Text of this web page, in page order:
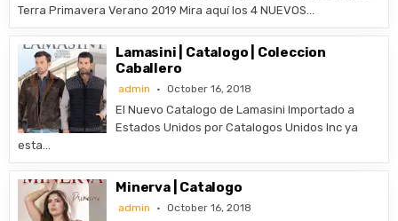
Terra Primavera Verano 2019 Mira aquí los 4 NUEVOS…
Lamasini | Catalogo | Coleccion
Caballero
admin October 16, 2018
El Nuevo Catalogo de Lamasini Importado a
Estados Unidos por Catalogos Unidos Inc ya
esta…
Minerva | Catalogo
admin October 16, 2018